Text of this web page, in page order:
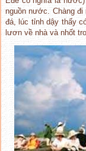
nguồn nước. Chàng
đá, lúc tỉnh dậy thấy
lươn về nhà và nhốt